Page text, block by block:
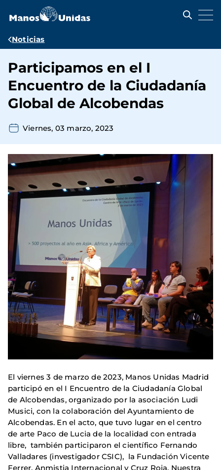
contenido
Ruta
navegación
Noticias
Participamos en el I
Encuentro de la Ciudadanía
Global de Alcobendas
Viernes, 03 marzo, 2023
El viernes 3 de marzo de 2023, Manos Unidas Madrid
participó en el I Encuentro de la Ciudadanía Global
de Alcobendas, organizado por la asociación Ludi
Musici, con la colaboración del Ayuntamiento de
Alcobendas. En el acto, que tuvo lugar en el centro
de arte Paco de Lucia de la localidad con entrada
libre, también participaron el científico Fernando
Valladares (investigador CSIC), la Fundación Vicente
Ferrer, Anmistia Internacional y Cruz Roja. Nuestra